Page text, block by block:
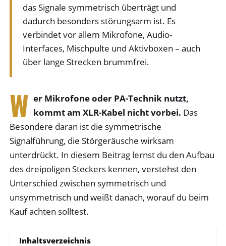
das Signale symmetrisch überträgt und
dadurch besonders störungsarm ist. Es
verbindet vor allem Mikrofone, Audio-
Interfaces, Mischpulte und Aktivboxen – auch
über lange Strecken brummfrei.
W er Mikrofone oder PA-Technik nutzt,
kommt am XLR-Kabel nicht vorbei. Das
Besondere daran ist die symmetrische
Signalführung, die Störgeräusche wirksam
unterdrückt. In diesem Beitrag lernst du den Aufbau
des dreipoligen Steckers kennen, verstehst den
Unterschied zwischen symmetrisch und
unsymmetrisch und weißt danach, worauf du beim
Kauf achten solltest.
Inhaltsverzeichnis